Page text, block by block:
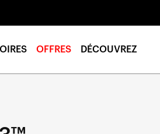
OFFRES DÉCOUVREZ